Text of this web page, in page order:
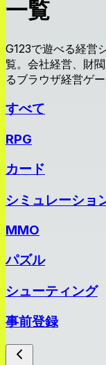
一覧
G123で遊べる経営
覧。会社経営、財
るブラウザ経営ゲー
すべて
RPG
カード
シミュレーショ
MMO
パズル
シューティング
事前登録